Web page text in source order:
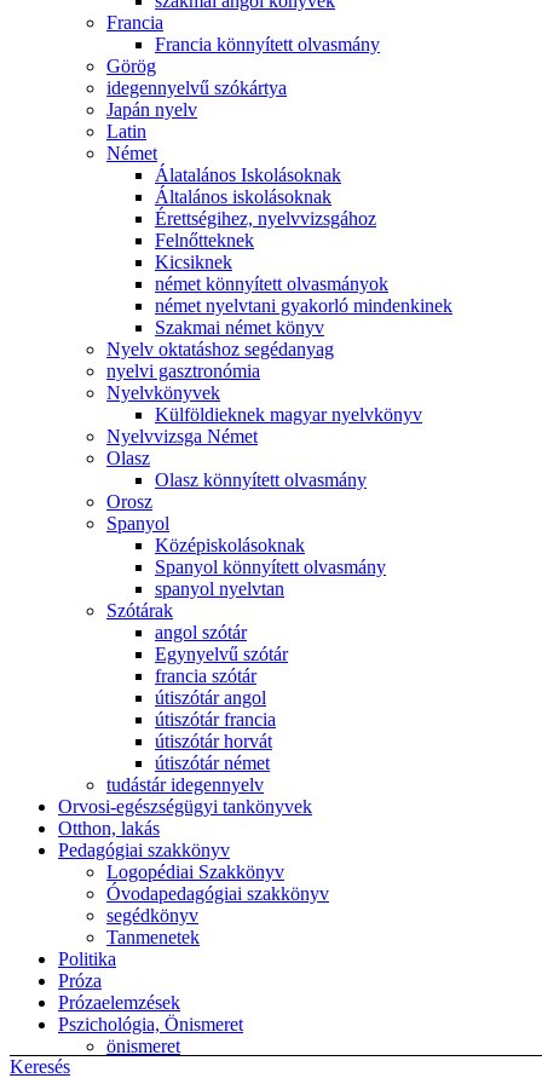
Keresés
Francia
Francia könnyített olvasmány
Görög
idegennyelvű szókártya
Japán nyelv
Latin
Német
Álatalános Iskolásoknak
Általános iskolásoknak
Érettségihez, nyelvvizsgához
Felnőtteknek
Kicsiknek
német könnyített olvasmányok
német nyelvtani gyakorló mindenkinek
Szakmai német könyv
Nyelv oktatáshoz segédanyag
nyelvi gasztronómia
Nyelvkönyvek
Külföldieknek magyar nyelvkönyv
Nyelvvizsga Német
Olasz
Olasz könnyített olvasmány
Orosz
Spanyol
Középiskolásoknak
Spanyol könnyített olvasmány
spanyol nyelvtan
Szótárak
angol szótár
Egynyelvű szótár
francia szótár
útiszótár angol
útiszótár francia
útiszótár horvát
útiszótár német
tudástár idegennyelv
Orvosi-egészségügyi tankönyvek
Otthon, lakás
Pedagógiai szakkönyv
Logopédiai Szakkönyv
Óvodapedagógiai szakkönyv
segédkönyv
Tanmenetek
Politika
Próza
Prózaelemzések
Pszichológia, Önismeret
önismeret